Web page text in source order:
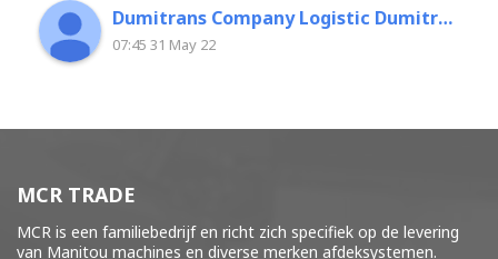
Dumitrans Company Logistic Dumitrascu Florin
07:45 31 May 22
MCR TRADE
MCR is een familiebedrijf en richt zich specifiek op de levering
van Manitou machines en diverse merken afdeksystemen.